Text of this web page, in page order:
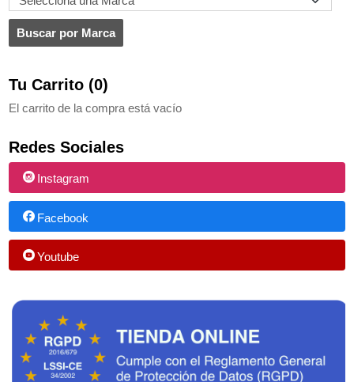
Tu Carrito (0)
El carrito de la compra está vacío
Redes Sociales
Instagram
Facebook
Youtube